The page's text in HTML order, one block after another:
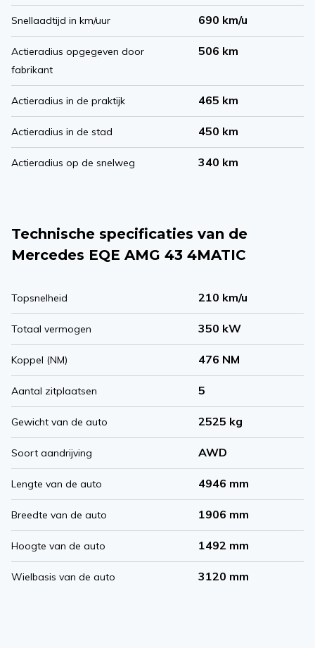
Snellaadtijd in km/uur 690 km/u
Actieradius opgegeven door
fabrikant
506 km
Actieradius in de praktijk 465 km
Actieradius in de stad 450 km
Actieradius op de snelweg 340 km
Technische specificaties van de
Mercedes EQE AMG 43 4MATIC
Topsnelheid 210 km/u
Totaal vermogen 350 kW
Koppel (NM) 476 NM
Aantal zitplaatsen 5
Gewicht van de auto 2525 kg
Soort aandrijving AWD
Lengte van de auto 4946 mm
Breedte van de auto 1906 mm
Hoogte van de auto 1492 mm
Wielbasis van de auto 3120 mm